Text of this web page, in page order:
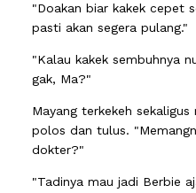
"Doakan biar kakek cepet
pasti akan segera pulang."
"Kalau kakek sembuhnya
gak, Ma?"
Mayang terkekeh
polos dan tulus.
dokter?"
"Tadinya mau jadi Berbie